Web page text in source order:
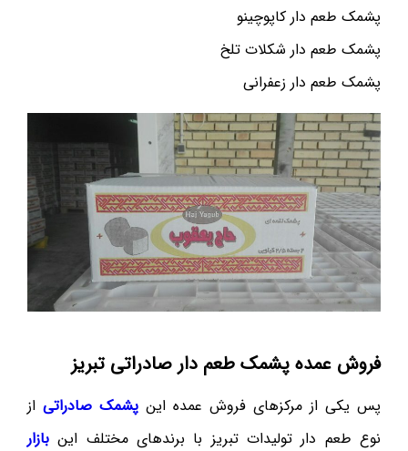
پشمک طعم دار کاپوچینو
پشمک طعم دار شکلات تلخ
پشمک طعم دار زعفرانی
فروش عمده پشمک طعم دار صادراتی تبریز
پس یکی از مرکزهای فروش عمده این پشمک صادراتی از
نوع طعم دار تولیدات تبریز با برندهای مختلف این بازار